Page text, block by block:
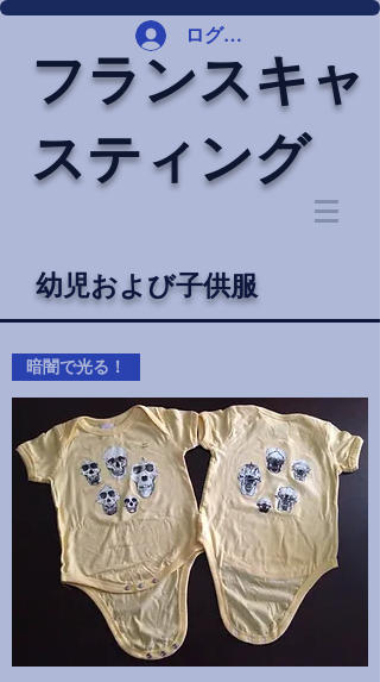
ログイン
フランスキャ
スティング
幼児および子供服
暗闇で光る！